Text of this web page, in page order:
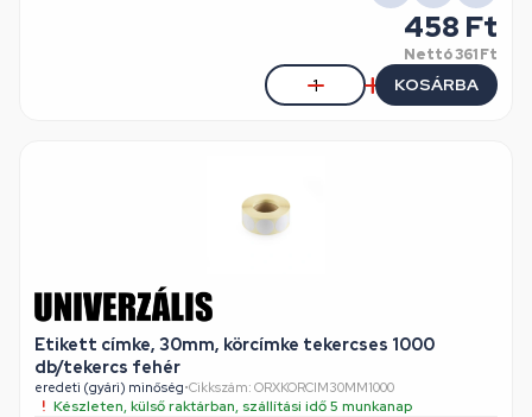
458 Ft
Nettó361 Ft
KOSÁRBA
Etikett címke, 30mm, körcímke tekercses 1000
db/tekercs fehér
eredeti (gyári) minőség•Cikkszám: ORXKORCIM30MM1000
Készleten, külső raktárban, szállítási idő 5 munkanap